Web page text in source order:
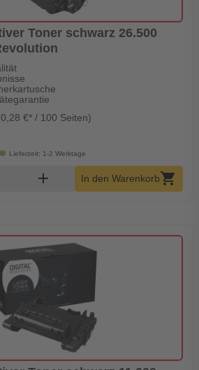
Toner schwarz 26.500
€* / 100 Seiten)
Lieferzeit: 1-2 Werktage
Warenkorb Menge
add In den Warenkorb shopping_cart